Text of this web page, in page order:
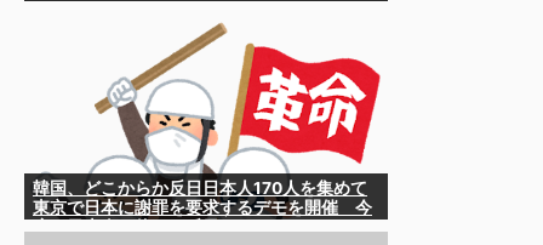
韓国、どこからか反日日本人170人を集めて
東京で日本に謝罪を要求するデモを開催 今